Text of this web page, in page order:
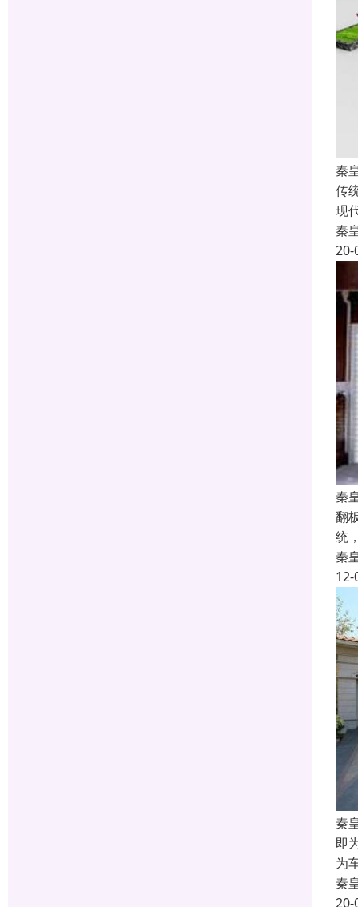
秦
传
现
秦
20-
秦
翻
统
秦
12-
秦
即
为
秦
20-